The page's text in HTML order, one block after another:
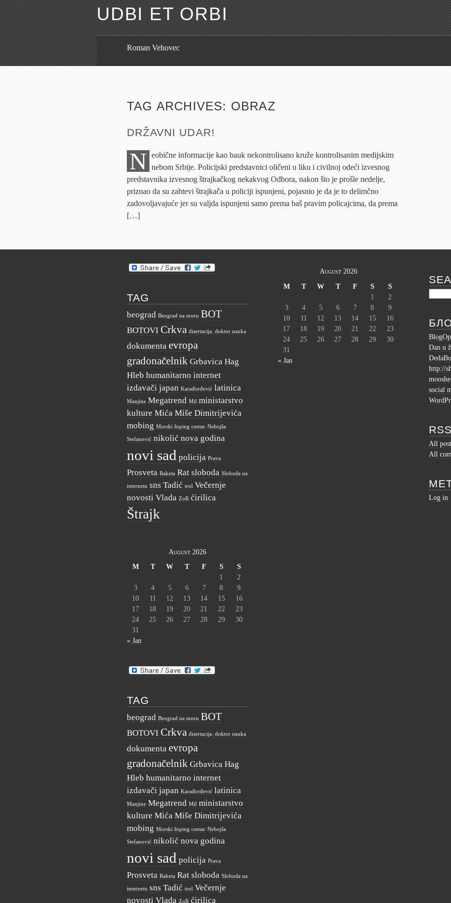
UDBI ET ORBI
Roman Vehovec
TAG ARCHIVES: OBRAZ
DRŽAVNI UDAR!
N eobične informacije kao bauk nekontrolisano kruže kontrolisanim medijskim
nebom Srbije. Policijski predstavnici oličeni u liku i civilnoj odeći izvesnog
predstavnika izvesnog štrajkačkog nekakvog Odbora, nakon što je prošle nedelje,
priznao da su zahtevi štrajkača u policiji ispunjeni, pojasnio je da je to delimčno
zadovoljavajuće jer su valjda ispunjeni samo prema baš pravim policajcima, da prema
[…]
TAG
beograd Beograd na moru BOT
BOTOVI Crkva disertacija. doktor nauka
dokumenta evropa
gradonačelnik Grbavica Hag
Hleb humanitarno internet
izdavači japan Karađorđević latinica
Manjine Megatrend Mil ministarstvo
kulture Mića Miše Dimitrijevića
mobing Morski šoping centar Nebojša
Stefanović nikolić nova godina
novi sad policija Prava
Prosveta Raketa Rat sloboda Sloboda na
internetu sns Tadić trol Večernje
novosti Vlada ZoR ćirilica
Štrajk
August 2026
M
T W T F S
S
1
2
3
4 5 6 7 8
9
10
11 12 13 14 15
16
17
18 19 20 21 22
23
24
25 26 27 28 29
30
31
« Jan
TAG
beograd Beograd na moru BOT
BOTOVI Crkva disertacija. doktor nauka
dokumenta evropa
gradonačelnik Grbavica Hag
Hleb humanitarno internet
izdavači japan Karađorđević latinica
Manjine Megatrend Mil ministarstvo
kulture Mića Miše Dimitrijevića
mobing Morski šoping centar Nebojša
Stefanović nikolić nova godina
novi sad policija Prava
Prosveta Raketa Rat sloboda Sloboda na
internetu sns Tadić trol Večernje
novosti Vlada ZoR ćirilica
August 2026
M
T W T F S
S
1
2
3
4 5 6 7 8
9
10
11 12 13 14 15
16
17
18 19 20 21 22
23
24
25 26 27 28 29
30
31
« Jan
Dan u
http://
social
All
All
Log in